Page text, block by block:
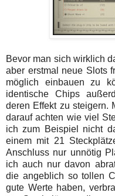
Bevor man sich wirklich
aber erstmal neue Slots
möglich einbauen zu
identische Chips
deren Effekt zu steigern.
darauf achten wie viel
ich zum Beispiel nicht
einem mit 21
Anschluss nur unnötig
ich auch nur davon
die angeblich so tollen
gute Werte haben,